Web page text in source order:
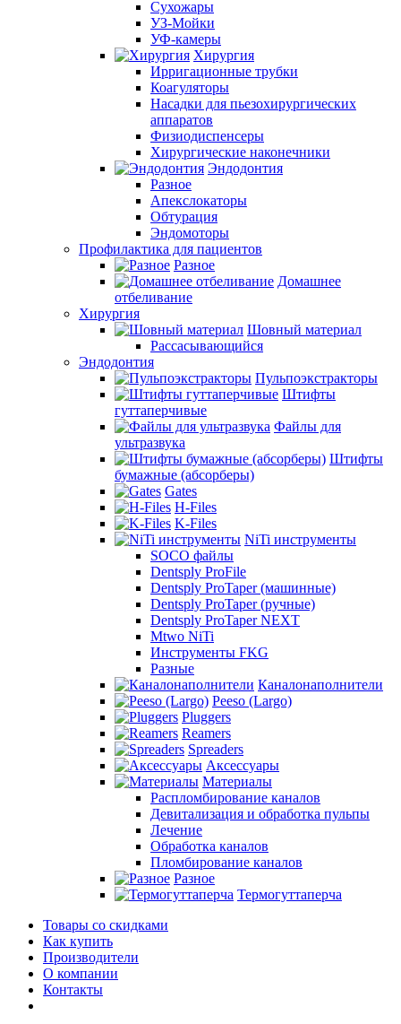
Сухожары
УЗ-Мойки
УФ-камеры
Хирургия
Ирригационные трубки
Коагуляторы
Насадки для пьезохирургических
аппаратов
Физиодиспенсеры
Хирургические наконечники
Эндодонтия
Разное
Апекслокаторы
Обтурация
Эндомоторы
Профилактика для пациентов
Разное
Домашнее
отбеливание
Хирургия
Шовный материал
Рассасывающийся
Эндодонтия
Пульпоэкстракторы
Штифты
гуттаперчивые
Файлы для
ультразвука
Штифты
бумажные (абсорберы)
Gates
H-Files
K-Files
NiTi инструменты
SOCO файлы
Dentsply ProFile
Dentsply ProTaper (машинные)
Dentsply ProTaper (ручные)
Dentsply ProTaper NEXT
Mtwo NiTi
Инструменты FKG
Разные
Каналонаполнители
Peeso (Largo)
Pluggers
Reamers
Spreaders
Аксессуары
Материалы
Распломбирование каналов
Девитализация и обработка пульпы
Лечение
Обработка каналов
Пломбирование каналов
Разное
Термогуттаперча
Товары со скидками
Как купить
Производители
О компании
Контакты